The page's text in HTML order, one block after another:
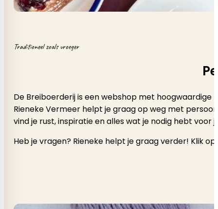
Traditioneel zoals vroeger
De Breiboerderij is een webshop met
Rieneke Vermeer helpt je graag op weg met
vind je rust, inspiratie en alles wat je nodig hebt voor
Heb je vragen? Rieneke helpt je graag verder! Klik